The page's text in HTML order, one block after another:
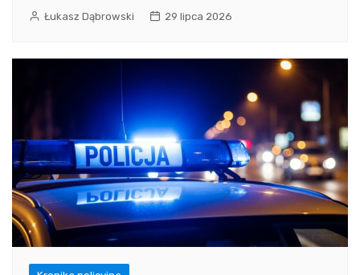
Łukasz Dąbrowski 29 lipca 2026